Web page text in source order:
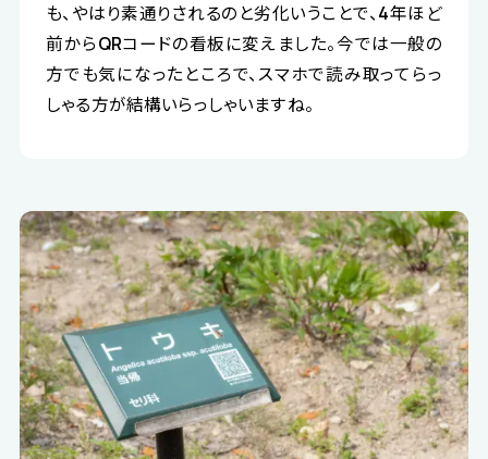
も、やはり素通りされるのと劣化いうことで、4年ほど
前からQRコードの看板に変えました。今では一般の
方でも気になったところで、スマホで読み取ってらっ
しゃる方が結構いらっしゃいますね。